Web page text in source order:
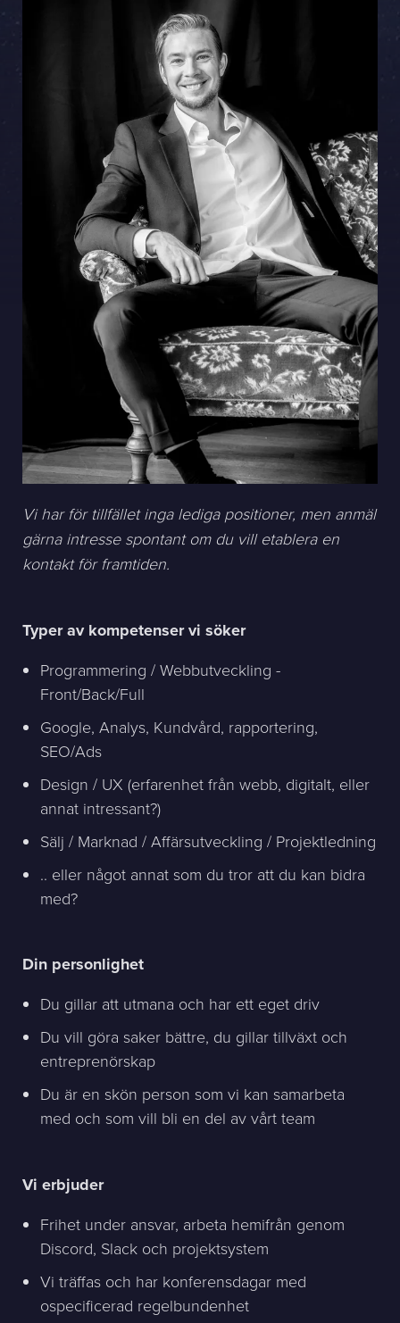
Det är OK att Sphinxly använder mina uppgifter för att kontakta
Skicka meddelande
Sphinxly AB
Banérgatan 44
115 26 STHLM
Se på karta
+468-665 00 30
hej@sphinxly.se
Befintlig kund? Support
Om oss / Kontaktpersoner
Karriär på Sphinxly
Vi har för tillfället inga lediga positioner, men anmäl
gärna intresse spontant om du vill etablera en
kontakt för framtiden.
Typer av kompetenser vi söker
Programmering / Webbutveckling -
Front/Back/Full
Google, Analys, Kundvård, rapportering,
SEO/Ads
Design / UX (erfarenhet från webb, digitalt, eller
annat intressant?)
Sälj / Marknad / Affärsutveckling / Projektledning
.. eller något annat som du tror att du kan bidra
med?
Din personlighet
Du gillar att utmana och har ett eget driv
Du vill göra saker bättre, du gillar tillväxt och
entreprenörskap
Du är en skön person som vi kan samarbeta
med och som vill bli en del av vårt team
Vi erbjuder
Frihet under ansvar, arbeta hemifrån genom
Discord, Slack och projektsystem
Vi träffas och har konferensdagar med
ospecificerad regelbundenhet